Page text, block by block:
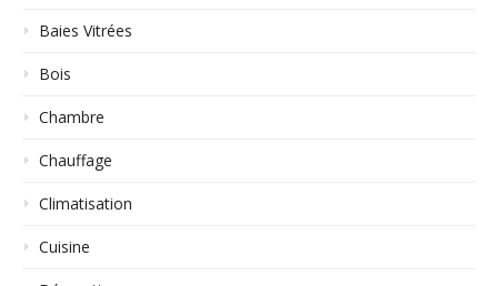
Baies Vitrées
Bois
Chambre
Chauffage
Climatisation
Cuisine